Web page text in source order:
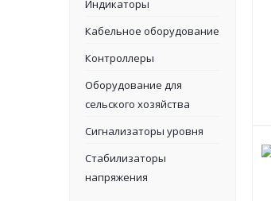
Индикаторы
Кабельное оборудование
Контроллеры
Оборудование для
сельского хозяйства
Сигнализаторы уровня
Стабилизаторы
напряжения